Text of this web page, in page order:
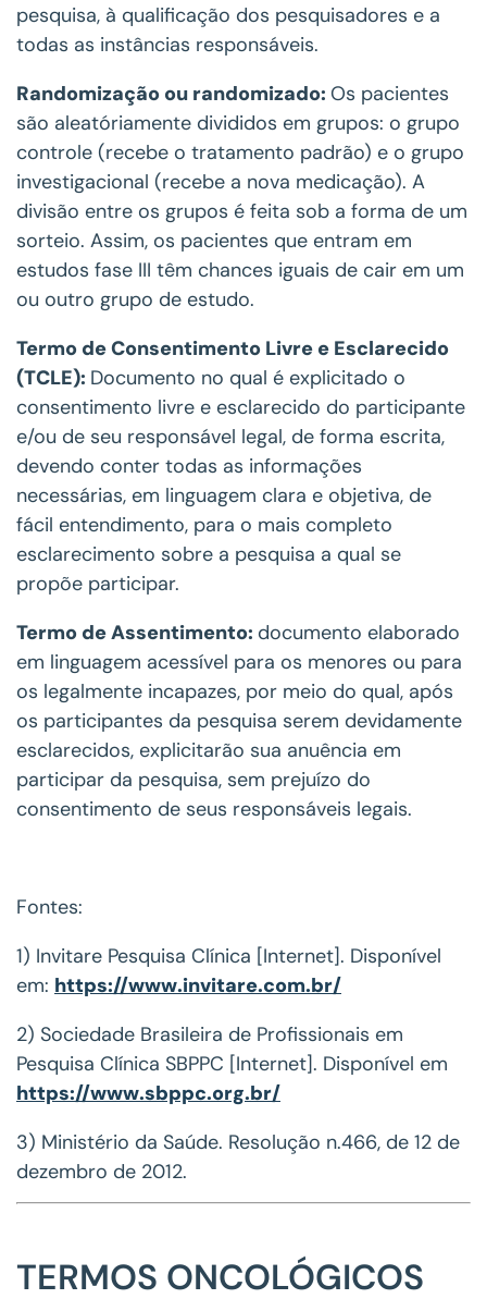
pesquisa, à qualificação dos pesquisadores e a
todas as instâncias responsáveis.
Randomização ou randomizado: Os pacientes
são aleatóriamente divididos em grupos: o grupo
controle (recebe o tratamento padrão) e o grupo
investigacional (recebe a nova medicação). A
divisão entre os grupos é feita sob a forma de um
sorteio. Assim, os pacientes que entram em
estudos fase III têm chances iguais de cair em um
ou outro grupo de estudo.
Termo de Consentimento Livre e Esclarecido
(TCLE): Documento no qual é explicitado o
consentimento livre e esclarecido do participante
e/ou de seu responsável legal, de forma escrita,
devendo conter todas as informações
necessárias, em linguagem clara e objetiva, de
fácil entendimento, para o mais completo
esclarecimento sobre a pesquisa a qual se
propõe participar.
Termo de Assentimento: documento elaborado
em linguagem acessível para os menores ou para
os legalmente incapazes, por meio do qual, após
os participantes da pesquisa serem devidamente
esclarecidos, explicitarão sua anuência em
participar da pesquisa, sem prejuízo do
consentimento de seus responsáveis legais.
Fontes:
1) Invitare Pesquisa Clínica [Internet]. Disponível
em: https://www.invitare.com.br/
2) Sociedade Brasileira de Profissionais em
Pesquisa Clínica SBPPC [Internet]. Disponível em
https://www.sbppc.org.br/
3) Ministério da Saúde. Resolução n.466, de 12 de
dezembro de 2012.
TERMOS ONCOLÓGICOS